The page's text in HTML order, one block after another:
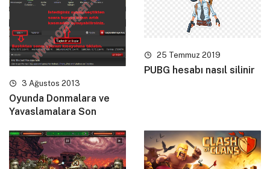
3 Ağustos 2013
Oyunda Donmalara ve
Yavaslamalara Son
25 Temmuz 2019
PUBG hesabı nasıl silinir